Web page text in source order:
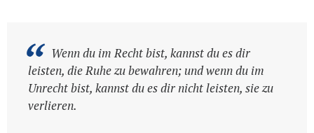
Wenn es keine schlechten Menschen gäbe,
gäbe es keine guten Juristen.
Wenn du im Recht bist, kannst du es dir
leisten, die Ruhe zu bewahren; und wenn du im
Unrecht bist, kannst du es dir nicht leisten, sie zu
verlieren.